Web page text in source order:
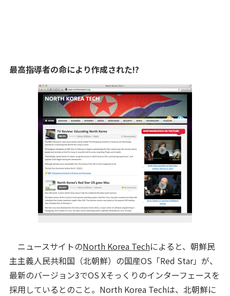
最高指導者の命により作成された!?
ニュースサイトのNorth Korea Techによると、朝鮮民
主主義人民共和国（北朝鮮）の国産OS「Red Star」が、
最新のバージョン3でOS Xそっくりのインターフェースを
採用しているとのこと。North Korea Techは、北朝鮮に